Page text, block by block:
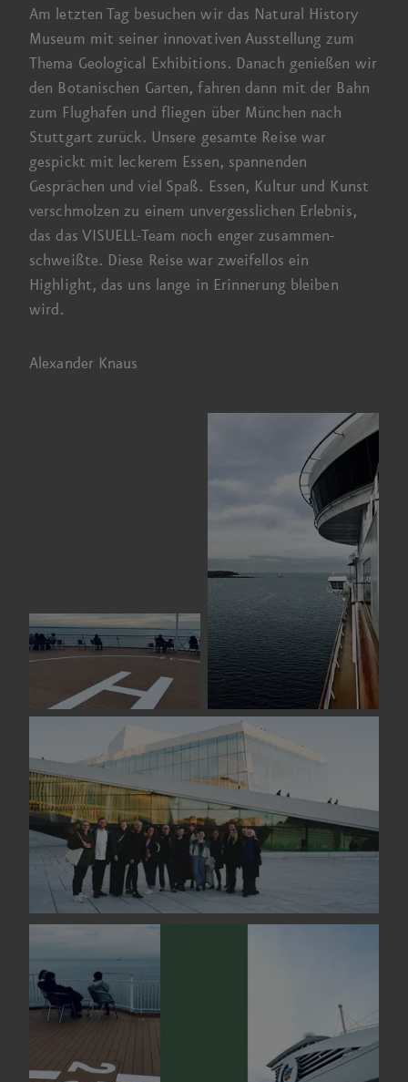
Am letzten Tag besuchen wir das Natural History
Museum mit seiner innovativen Ausstellung zum
Thema Geological Exhibitions. Danach genießen wir
den Botanischen Garten, fahren dann mit der Bahn
zum Flug­hafen und fliegen über München nach
Stuttgart zurück. Unsere gesamte Reise war
gespickt mit leckerem Essen, spannenden
Gesprächen und viel Spaß. Essen, Kultur und Kunst
verschmolzen zu einem unvergesslichen Erlebnis,
das das VISUELL-Team noch enger zusammen­
schweißte. Diese Reise war zweifel­los ein
Highlight, das uns lange in Erinnerung bleiben
wird.
Alexander Knaus